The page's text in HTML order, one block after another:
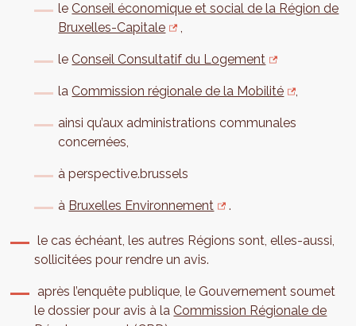
leConseil économique et social de la Région de
Bruxelles-Capitale
,
leConseil Consultatif du Logement
laCommission régionale de la Mobilité ,
ainsi qu’aux administrations communales
concernées,
à perspective.brussels
à Bruxelles Environnement .
le cas échéant, les autres Régions sont, elles-aussi,
sollicitées pour rendre un avis.
après l’enquête publique, le Gouvernement soumet
le dossier pour avis à laCommission Régionale de